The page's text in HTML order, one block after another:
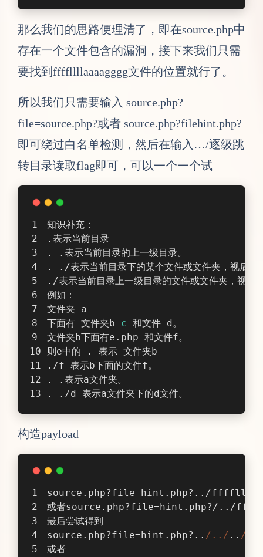
那么我们的思路便理清了，即在source.php中
存在一个文件包含的漏洞，接下来我们只需
要找到ffffllllaaaagggg文件的位置就行了。
所以我们只需要输入 source.php?
file=source.php?或者 source.php?filehint.php?
即可绕过白名单检测，然后在输入…/逐级跳
转目录读取flag即可，可以一个一个试
知识补充：
.表示当前目录
. .表示当前目录的上一级目录。
. ./表示当前目录下的某个文件或文件夹，视后面
./表示当前目录上一级目录的文件或文件夹，视后
例如：
文件夹 a
下面有 文件夹b c 和文件 d。
文件夹b下面有e.php 和文件f。
则e中的 . 表示 文件夹b
./f 表示b下面的文件f。
. .表示a文件夹。
. ./d 表示a文件夹下的d文件。
构造payload
source.php?file=hint.php?../
或者source.php?file=hint.php?/../
最后尝试得到
source.php?file=hint.php?.. /../ .. /
或者